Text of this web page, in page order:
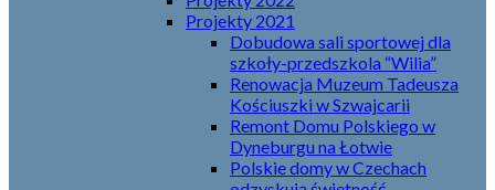
Projekty 2021
Dobudowa sali sportowej dla
szkoły-przedszkola “Wilia”
Renowacja Muzeum Tadeusza
Kościuszki w Szwajcarii
Remont Domu Polskiego w
Dyneburgu na Łotwie
Polskie domy w Czechach